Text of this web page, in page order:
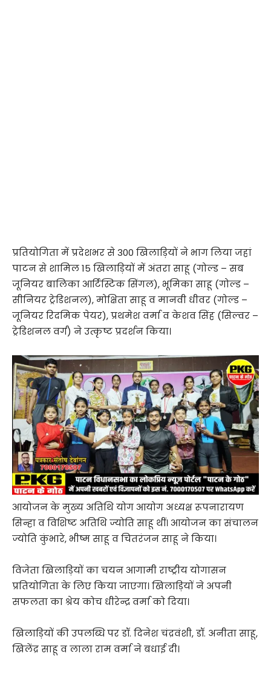
प्रतियोगिता में प्रदेशभर से 300 खिलाड़ियों ने भाग लिया जहां
पाटन से शामिल 15 खिलाड़ियों में अंतरा साहू (गोल्ड – सब
जूनियर बालिका आर्टिस्टिक सिंगल), भूमिका साहू (गोल्ड –
सीनियर ट्रेडिशनल), मोक्षिता साहू व मानवी धीवर (गोल्ड –
जूनियर रिदमिक पेयर), प्रथमेश वर्मा व केशव सिंह (सिल्वर –
ट्रेडिशनल वर्ग) ने उत्कृष्ट प्रदर्शन किया।
आयोजन के मुख्य अतिथि योग आयोग अध्यक्ष रूपनारायण
सिन्हा व विशिष्ट अतिथि ज्योति साहू थीं। आयोजन का संचालन
ज्योति कुंभारे, भीष्म साहू व चितरंजन साहू ने किया।
विजेता खिलाड़ियों का चयन आगामी राष्ट्रीय योगासन
प्रतियोगिता के लिए किया जाएगा। खिलाड़ियों ने अपनी
सफलता का श्रेय कोच धीरेन्द्र वर्मा को दिया।
खिलाड़ियों की उपलब्धि पर डॉ. दिनेश चंद्रवंशी, डॉ. अनीता साहू,
खिलेंद्र साहू व लाला राम वर्मा ने बधाई दी।